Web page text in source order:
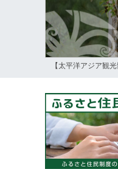
【太平洋アジア観